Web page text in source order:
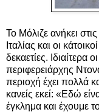
Το Μόλιζε ανήκει
Ιταλίας και οι
δεκαετίες. Ιδιαίτερα
περιφερειάρχης
περιοχή έχει πολλά
κανείς εκεί: «Εδώ
έγκλημα και έχουμε